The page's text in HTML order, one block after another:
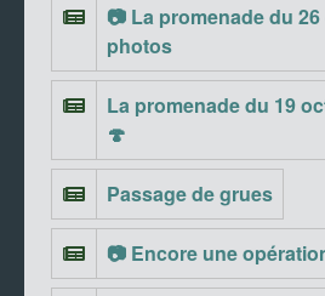
📷 La promenade du
photos
La promenade du 19
🍄
Passage de grues
📷 Encore une